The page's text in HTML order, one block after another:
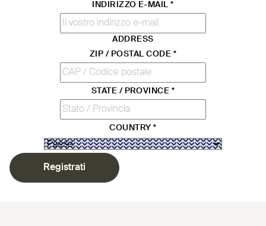
INDIRIZZO E-MAIL*
ADDRESS
ZIP / POSTAL CODE *
STATE / PROVINCE *
COUNTRY*
Registrati